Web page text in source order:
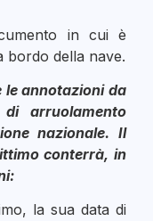
in cui è
bordo della nave.
le annotazioni da
arruolamento
nazionale. Il
conterrà, in
la sua data di